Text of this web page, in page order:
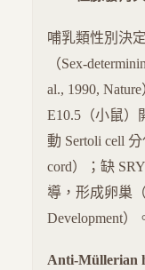
哺乳類性別決
（Sex-
al., 1990,
E10.5（小鼠）
動 Sertoli cell
cord）；缺 SRY
導，形成卵巢
Development）
Anti-Müllerian